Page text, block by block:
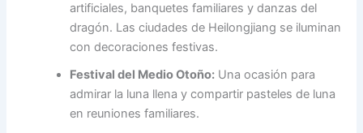
artificiales, banquetes familiares y danzas del
dragón. Las ciudades de Heilongjiang se iluminan
con decoraciones festivas.
Festival del Medio Otoño: Una ocasión para
admirar la luna llena y compartir pasteles de luna
en reuniones familiares.